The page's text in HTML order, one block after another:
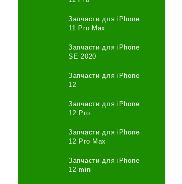
Запчасти для iPhone
11 Pro Max
Запчасти для iPhone
SE 2020
Запчасти для iPhone
12
Запчасти для iPhone
12 Pro
Запчасти для iPhone
12 Pro Max
Запчасти для iPhone
12 mini